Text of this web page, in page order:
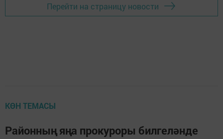
Перейти на страницу новости
КӨН ТЕМАСЫ
Районның яңа прокуроры билгеләнде